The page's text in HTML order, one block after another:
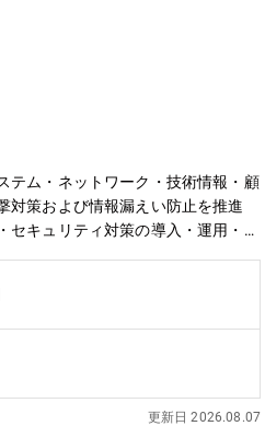
ITインフラ設計等の専門性を確立
株式会社IHIは、1853年創業の歴
ど、幅広い分野で活躍していま
新しい時代を切り拓き続けている
ながら働くことができます。
テム・ネットワーク・技術情報・顧
対策および情報漏えい防止を推進
キュリティ対策の導入・運用・サ
50代／メンバー：各年代ごとに
更新日 2026.08.07